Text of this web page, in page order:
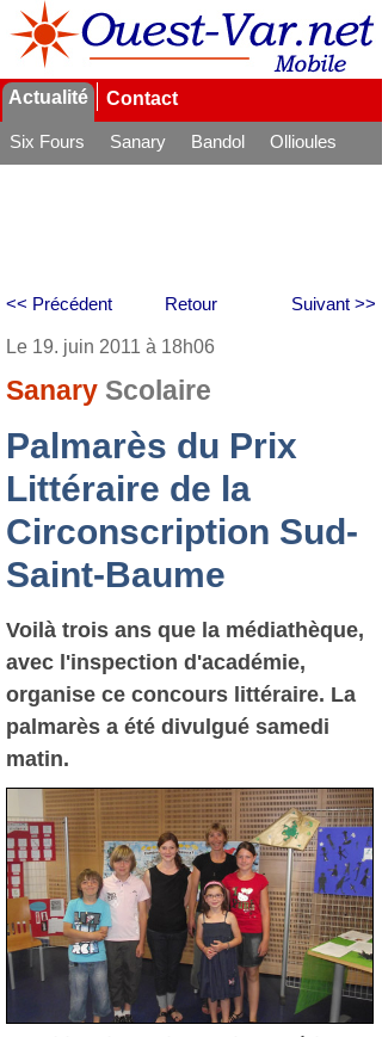
Actualité Contact
Six Fours Sanary Bandol
Ollioules
Retour
<< Précédent Suivant >>
Le 19. juin 2011 à 18h06
Sanary Scolaire
Palmarès du Prix
Littéraire de la
Circonscription Sud-
Saint-Baume
Voilà trois ans que la médiathèque,
avec l'inspection d'académie,
organise ce concours littéraire. La
palmarès a été divulgué samedi
matin.